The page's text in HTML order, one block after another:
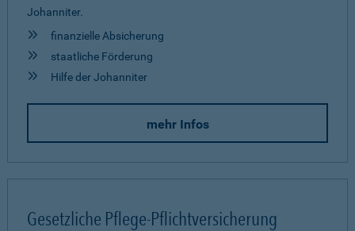
Johanniter.
finanzielle Absicherung
staatliche Förderung
Hilfe der Johanniter
mehr Infos
Gesetzliche Pflege-Pflichtversicherung